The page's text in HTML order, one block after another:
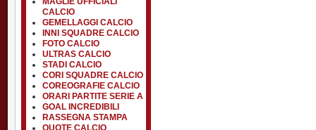
CALCIO
GEMELLAGGI CALCIO
INNI SQUADRE CALCIO
FOTO CALCIO
ULTRAS CALCIO
STADI CALCIO
CORI SQUADRE CALCIO
COREOGRAFIE CALCIO
ORARI PARTITE SERIE A
GOAL INCREDIBILI
RASSEGNA STAMPA
QUOTE CALCIO